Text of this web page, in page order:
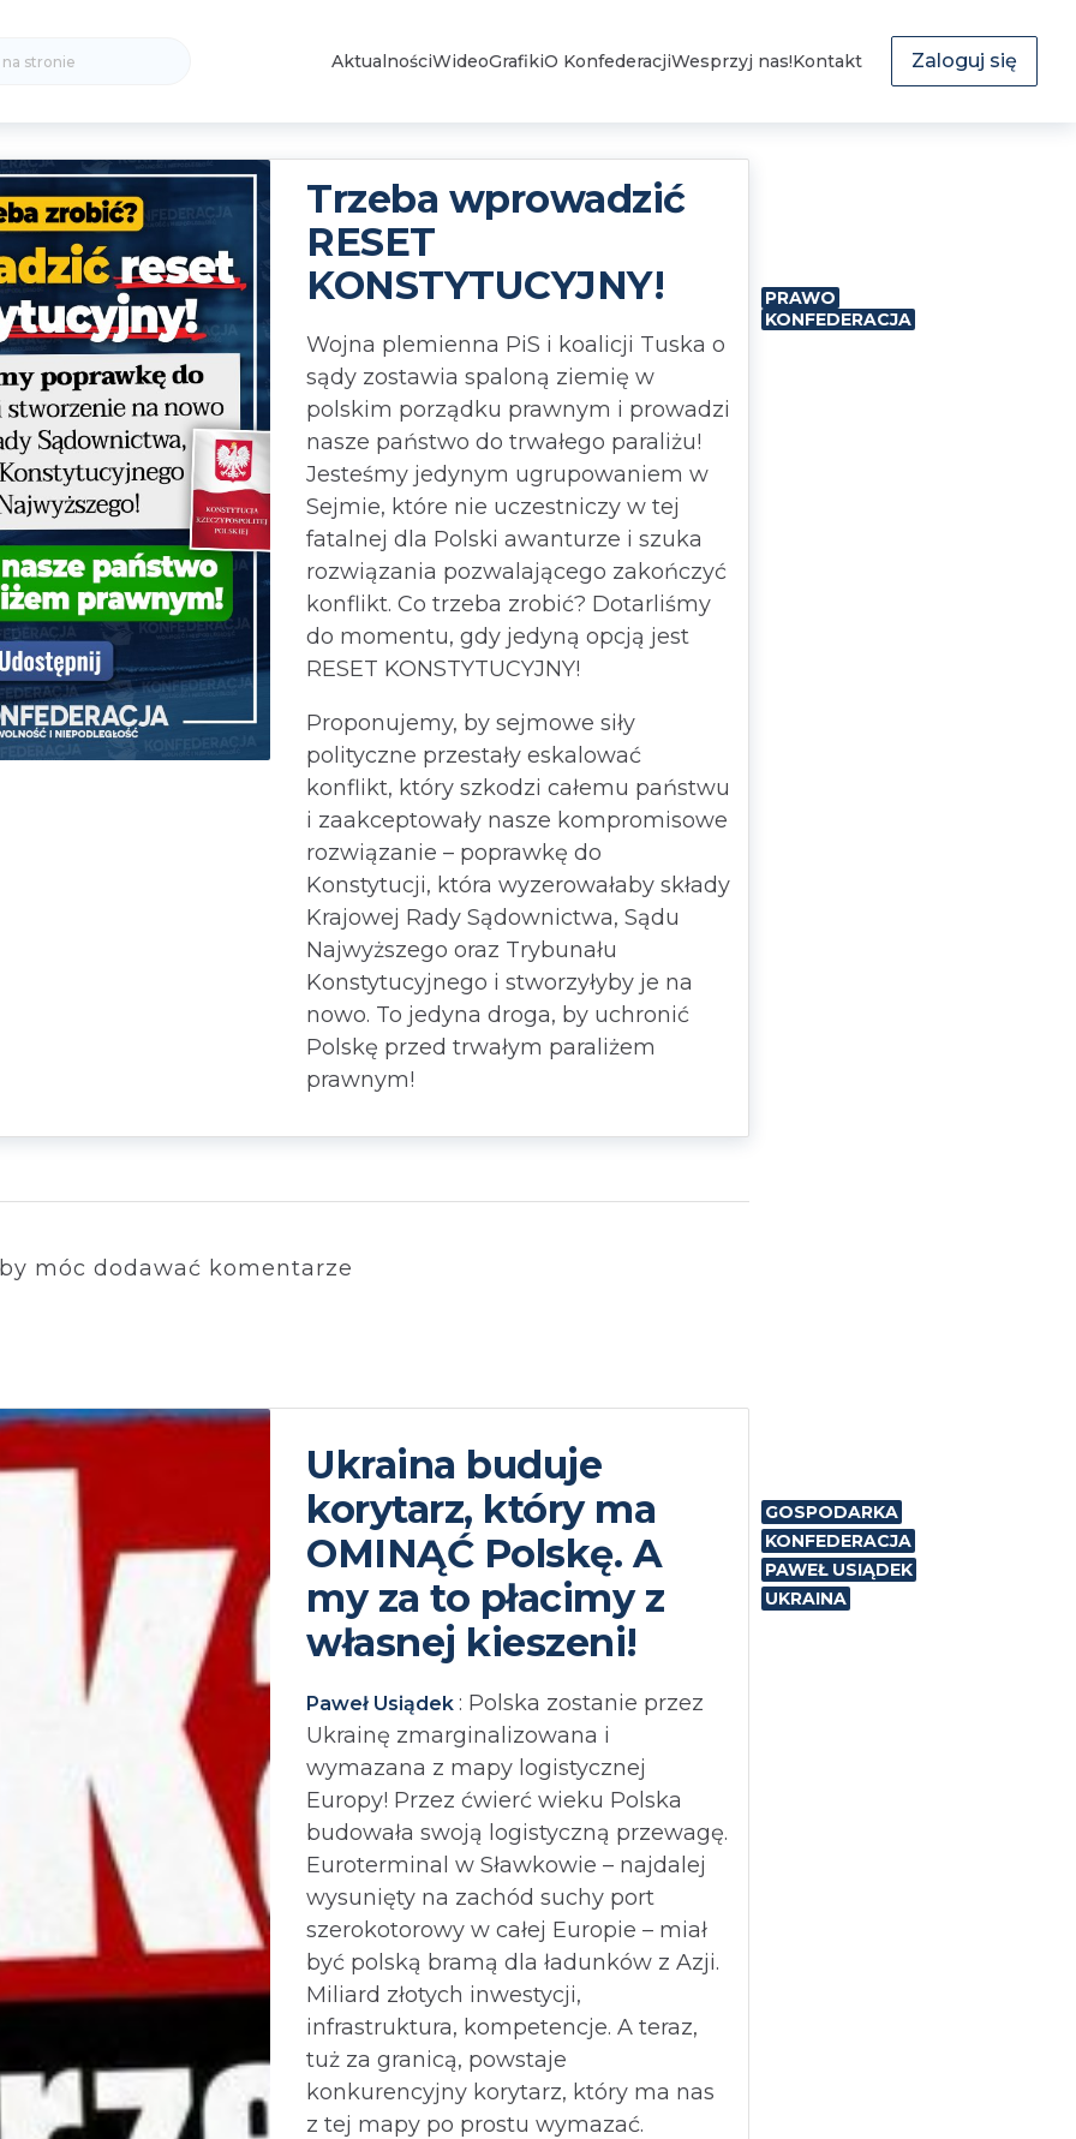
for:
AktualnościWideoGrafikiO KonfederacjiWesprzyj nas!Kontakt Zaloguj się
Trzeba wprowadzić
RESET
KONSTYTUCYJNY!
Wojna plemienna PiS i koalicji Tuska o
sądy zostawia spaloną ziemię w
polskim porządku prawnym i prowadzi
nasze państwo do trwałego paraliżu!
Jesteśmy jedynym ugrupowaniem w
Sejmie, które nie uczestniczy w tej
fatalnej dla Polski awanturze i szuka
rozwiązania pozwalającego zakończyć
konflikt. Co trzeba zrobić? Dotarliśmy
do momentu, gdy jedyną opcją jest
RESET KONSTYTUCYJNY!
Proponujemy, by sejmowe siły
polityczne przestały eskalować
konflikt, który szkodzi całemu państwu
i zaakceptowały nasze kompromisowe
rozwiązanie – poprawkę do
Konstytucji, która wyzerowałaby składy
Krajowej Rady Sądownictwa, Sądu
Najwyższego oraz Trybunału
Konstytucyjnego i stworzyłyby je na
nowo. To jedyna droga, by uchronić
Polskę przed trwałym paraliżem
prawnym!
móc dodawać komentarze
PRAWO
KONFEDERACJA
Ukraina buduje
korytarz, który ma
OMINĄĆ Polskę. A
my za to płacimy z
własnej kieszeni!
Paweł Usiądek : Polska zostanie przez
Ukrainę zmarginalizowana i
wymazana z mapy logistycznej
Europy! Przez ćwierć wieku Polska
budowała swoją logistyczną przewagę.
Euroterminal w Sławkowie – najdalej
wysunięty na zachód suchy port
szerokotorowy w całej Europie – miał
być polską bramą dla ładunków z Azji.
Miliard złotych inwestycji,
infrastruktura, kompetencje. A teraz,
tuż za granicą, powstaje
konkurencyjny korytarz, który ma nas
z tej mapy po prostu wymazać.
GOSPODARKA
KONFEDERACJA
PAWEŁ USIĄDEK
UKRAINA